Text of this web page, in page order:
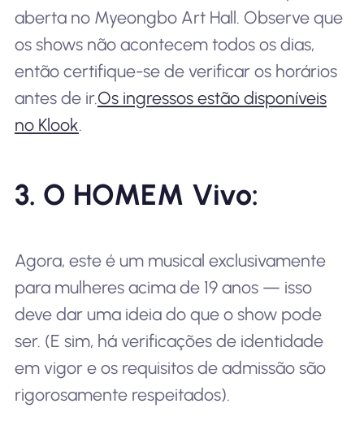
aberta no Myeongbo Art Hall. Observe que
os shows não acontecem todos os dias,
então certifique-se de verificar os horários
antes de ir.Os ingressos estão disponíveis
no Klook.
3. O HOMEM Vivo:
Agora, este é um musical exclusivamente
para mulheres acima de 19 anos — isso
deve dar uma ideia do que o show pode
ser. (E sim, há verificações de identidade
em vigor e os requisitos de admissão são
rigorosamente respeitados).